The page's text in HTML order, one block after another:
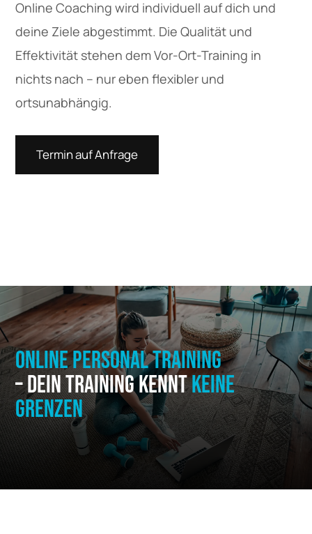
Online Coaching wird individuell auf dich und
deine Ziele abgestimmt. Die Qualität und
Effektivität stehen dem Vor-Ort-Training in
nichts nach – nur eben flexibler und
ortsunabhängig.
Termin auf Anfrage
ONLINE PERSONAL TRAINING
– DEIN TRAINING KENNTKEINE
GRENZEN